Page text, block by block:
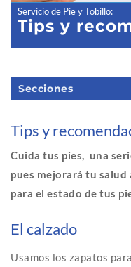
Servicio de Pie y Tobillo:
Tips y
Secciones
Tips y recom
Cuida tus pies, una
pues mejorará tu
para el estado de tus
El calzado
Usamos los zapatos